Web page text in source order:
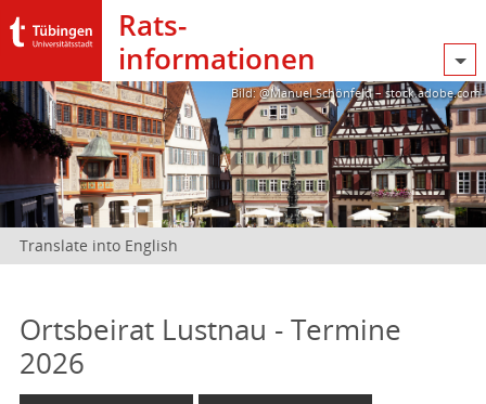
Rats­
informationen
Bild: @Manuel Schönfeld – stock.adobe.com
Translate into English
Ortsbeirat Lustnau - Termine
2026